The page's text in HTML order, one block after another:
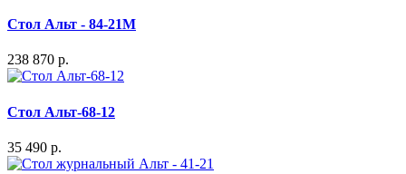
Стол Альт - 84-21M
238 870 р.
Стол Альт-68-12
35 490 р.